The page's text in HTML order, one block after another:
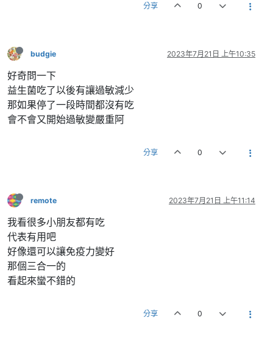
分享 0
budgie 2023年7月21日 上午10:35
好奇問一下
益生菌吃了以後有讓過敏減少
那如果停了一段時間都沒有吃
會不會又開始過敏變嚴重阿
分享 0
remote 2023年7月21日 上午11:14
我看很多小朋友都有吃
代表有用吧
好像還可以讓免疫力變好
那個三合一的
看起來蠻不錯的
分享 0